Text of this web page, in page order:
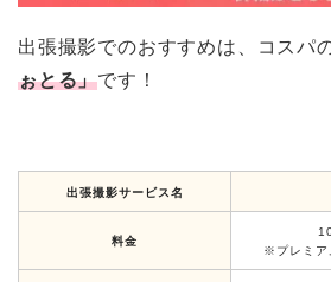
出張撮影でのおすすめは、コスパ
ぉとる」です！
出張撮影サービス名
料金
※プレミア